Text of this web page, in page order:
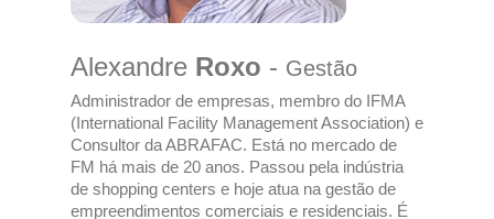
Alexandre Roxo - Gestão
Administrador de empresas, membro do IFMA
(International Facility Management Association) e
Consultor da ABRAFAC. Está no mercado de
FM há mais de 20 anos. Passou pela indústria
de shopping centers e hoje atua na gestão de
empreendimentos comerciais e residenciais. É